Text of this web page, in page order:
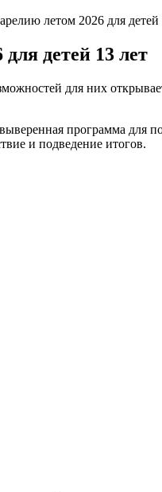
летом 2026 для детей
детей 13 лет
для них
программа для
и подведение итогов.